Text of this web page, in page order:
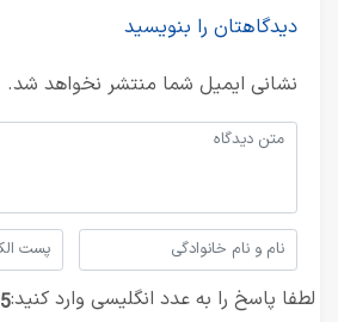
دیدگاهتان را بنویسید
نشانی ایمیل شما منتشر نخواهد شد.
لطفا پاسخ را به عدد انگلیسی وارد کنید:5 × 1 =